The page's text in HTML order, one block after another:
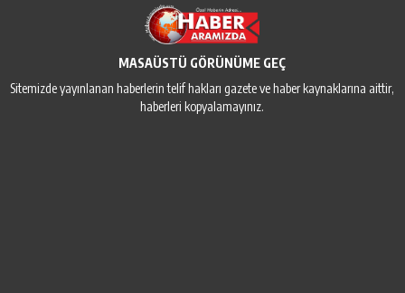
MASAÜSTÜ GÖRÜNÜME GEÇ
Sitemizde yayınlanan haberlerin telif hakları gazete ve haber kaynaklarına aittir,
haberleri kopyalamayınız.